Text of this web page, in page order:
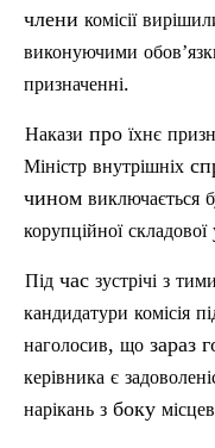
члени комісії
виконуючими
призначенні.
Накази про їхнє
Міністр внутрішніх
чином виключається
корупційної складової
Під час зустрічі з тими
кандидатури комісія
наголосив, що зараз
керівника є
нарікань з боку